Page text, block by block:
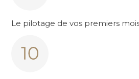
Le pilotage de vos premiers